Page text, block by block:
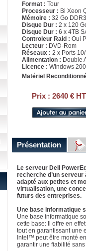
Format : Tour
Processeur : Bi Xeon
Mémoire : 32 Go
Disque Dur : 2 x 120
Disque Dur : 6 x 4TB
Controleur Raid : Oui
Lecteur : DVD-Rom
Réseaux : 2 x Ports
Alimentation : Double
Licence : Windows
Matériel
Prix : 2640 €
Présentation
Le serveur Dell
recherche d’un
adapté aux petites et
virtualisation, une
futurs des entreprises.
Une base informatique
Une base informatique
cette base: Il offre en
tout en garantissant une
Intel™ peut être monté
garantir une fiabilité